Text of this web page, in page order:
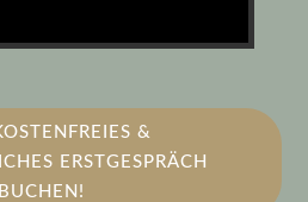
&
ERSTGESPRÄCH
BUCHEN!